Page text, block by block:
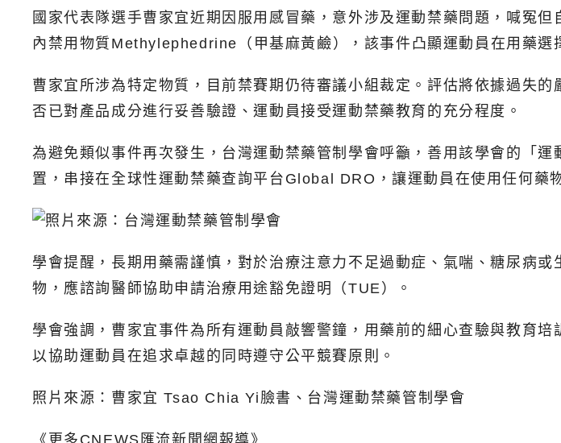
國家代表隊選手曹家宜近期因服用感冒藥，意外涉及運動禁藥問題，喊冤
內禁用物質Methylephedrine（甲基麻黃鹼），該事件凸顯運動員在用藥選
曹家宜所涉為特定物質，目前禁賽期仍待審議小組裁定。評估將依據過失
否已對產品成分進行妥善驗證、運動員接受運動禁藥教育的充分程度。
為避免類似事件再次發生，台灣運動禁藥管制學會呼籲，善用該學會的「
置，串接在全球性運動禁藥查詢平台Global DRO，讓運動員在使用任何藥
學會提醒，長期用藥需謹慎，對於治療注意力不足過動症、氣喘、糖尿病
物，應諮詢醫師協助申請治療用途豁免證明（TUE）。
學會強調，曹家宜事件為所有運動員敲響警鐘，用藥前的細心查驗與教育
以協助運動員在追求卓越的同時遵守公平競賽原則。
照片來源：曹家宜 Tsao Chia Yi臉書、台灣運動禁藥管制學會
《更多CNEWS匯流新聞網報導》